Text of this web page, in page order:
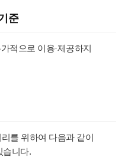
준
적으로 이용·제공하지
를 위하여 다음과 같이
습니다.